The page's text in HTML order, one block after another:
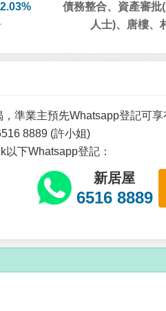
債務整合、資產審批
人士)、唐樓、
準業主預先Whatsapp登記可享
8889 (許小姐)
以下Whatsapp登記：
新居屋
6516 8889